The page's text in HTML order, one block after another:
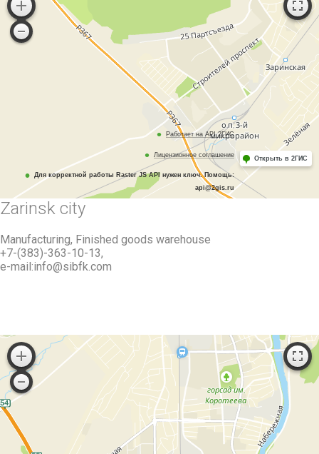
Работает на API 2ГИС
Лицензионное соглашение
Для корректной работы Raster JS API нужен ключ. Помощь:
api@2gis.ru
Открыть в 2ГИС
Zarinsk city
Manufacturing, Finished goods warehouse
+7-(383)-363-10-13,
e-mail:info@sibfk.com